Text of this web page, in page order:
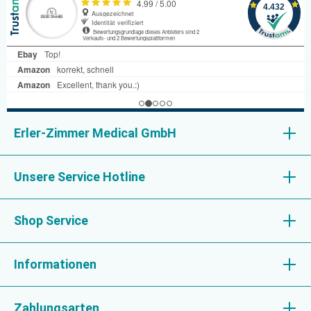
unsere Modelle unverzichtbar zur Patientenaufklärung.
Erler-Zimmer Medical GmbH
Unsere Service Hotline
Shop Service
Informationen
Zahlungsarten